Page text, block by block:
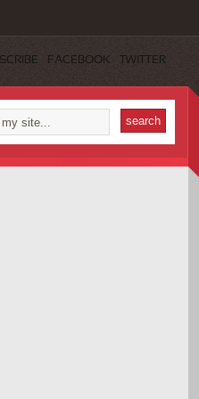
FACEBOOK TWITTER